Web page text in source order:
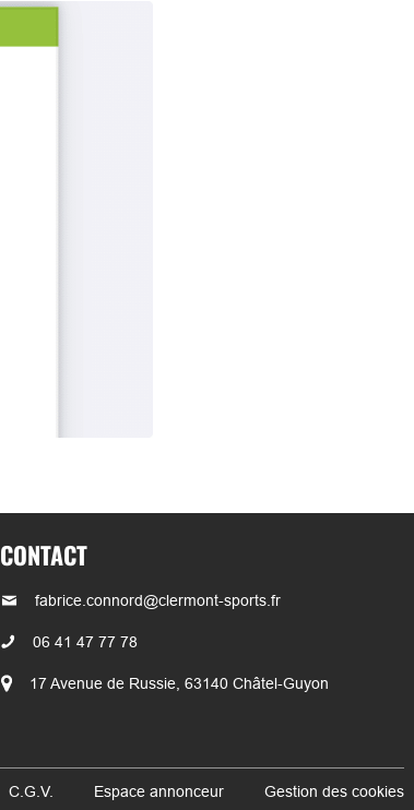
CONTACT
fabrice.connord@clermont-sports.fr
06 41 47 77 78
17 Avenue de Russie, 63140 Châtel-Guyon
C.G.V. Espace annonceur Gestion des cookies